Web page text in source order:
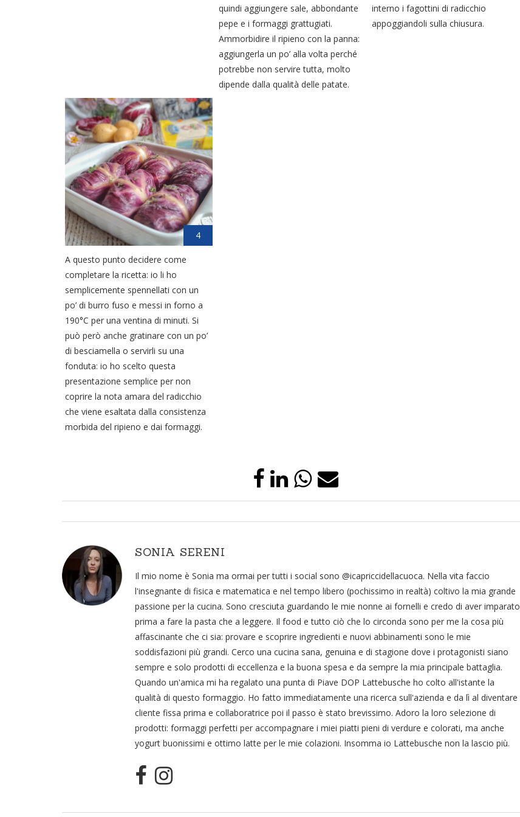
quindi aggiungere sale, abbondante
pepe e i formaggi grattugiati.
Ammorbidire il ripieno con la panna:
aggiungerla un po’ alla volta perché
potrebbe non servire tutta, molto
dipende dalla qualità delle patate.
interno i fagottini di radicchio
appoggiandoli sulla chiusura.
4
A questo punto decidere come
completare la ricetta: io li ho
semplicemente spennellati con un
po’ di burro fuso e messi in forno a
190°C per una ventina di minuti. Si
può però anche gratinare con un po’
di besciamella o servirli su una
fonduta: io ho scelto questa
presentazione semplice per non
coprire la nota amara del radicchio
che viene esaltata dalla consistenza
morbida del ripieno e dai formaggi.
SONIA SERENI
Il mio nome è Sonia ma ormai per tutti i social sono @icapriccidellacuoca. Nella vita faccio
l'insegnante di fisica e matematica e nel tempo libero (pochissimo in realtà) coltivo la mia grande
passione per la cucina. Sono cresciuta guardando le mie nonne ai fornelli e credo di aver imparato
prima a fare la pasta che a leggere. Il food e tutto ciò che lo circonda sono per me la cosa più
affascinante che ci sia: provare e scoprire ingredienti e nuovi abbinamenti sono le mie
soddisfazioni più grandi. Cerco una cucina sana, genuina e di stagione dove i protagonisti siano
sempre e solo prodotti di eccellenza e la buona spesa e da sempre la mia principale battaglia.
Quando un'amica mi ha regalato una punta di Piave DOP Lattebusche ho colto all'istante la
qualità di questo formaggio. Ho fatto immediatamente una ricerca sull'azienda e da lì al diventare
cliente fissa prima e collaboratrice poi il passo è stato brevissimo. Adoro la loro selezione di
prodotti: formaggi perfetti per accompagnare i miei piatti pieni di verdure e colorati, ma anche
yogurt buonissimi e ottimo latte per le mie colazioni. Insomma io Lattebusche non la lascio più.